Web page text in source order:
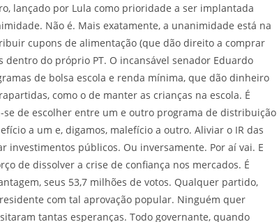
lançado por Lula como prioridade a ser implantada
Não é. Mais exatamente, a unanimidade está na
cupons de alimentação (que dão direito a comprar
do próprio PT. O incansável senador Eduardo
de bolsa escola e renda mínima, que dão dinheiro
como o de manter as crianças na escola. É
de escolher entre um e outro programa de distribuição
a um e, digamos, malefício a outro. Aliviar o IR das
investimentos públicos. Ou inversamente. Por aí vai. E
de dissolver a crise de confiança nos mercados. É
seus 53,7 milhões de votos. Qualquer partido,
com tal aprovação popular. Ninguém quer
tantas esperanças. Todo governante, quando